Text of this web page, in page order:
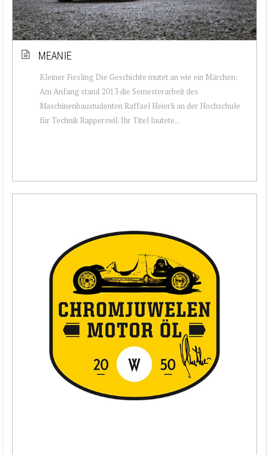
MEANIE
Kleiner Fiesling Die Geschichte mutet an wie ein Märchen:
Am Anfang stand 2013 die Semesterarbeit des
Maschinenbaustudenten Raffael Heierli an der Hochschule
für Technik Rapperswil. Ihr Titel lautete...